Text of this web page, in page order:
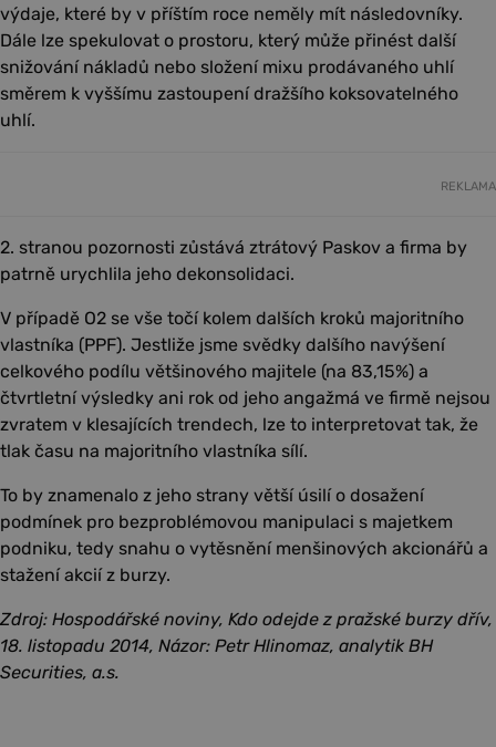
výdaje, které by v příštím roce neměly mít následovníky.
Dále lze spekulovat o prostoru, který může přinést další
snižování nákladů nebo složení mixu prodávaného uhlí
směrem k vyššímu zastoupení dražšího koksovatelného
uhlí.
REKLAMA
2. stranou pozornosti zůstává ztrátový Paskov a firma by
patrně urychlila jeho dekonsolidaci.
V případě O2 se vše točí kolem dalších kroků majoritního
vlastníka (PPF). Jestliže jsme svědky dalšího navýšení
celkového podílu většinového majitele (na 83,15%) a
čtvrtletní výsledky ani rok od jeho angažmá ve firmě nejsou
zvratem v klesajících trendech, lze to interpretovat tak, že
tlak času na majoritního vlastníka sílí.
To by znamenalo z jeho strany větší úsilí o dosažení
podmínek pro bezproblémovou manipulaci s majetkem
podniku, tedy snahu o vytěsnění menšinových akcionářů a
stažení akcií z burzy.
Zdroj: Hospodářské noviny, Kdo odejde z pražské burzy dřív,
18. listopadu 2014, Názor: Petr Hlinomaz, analytik BH
Securities, a.s.